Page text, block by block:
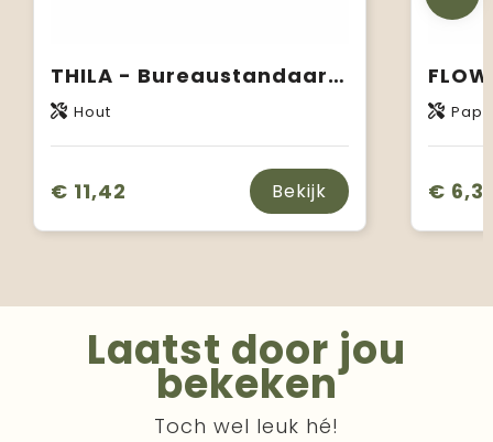
THILA - Bureaustandaard met zadenkit
Hout
€ 11,42 Bekijk €
Laatst door jou
bekeken
Toch wel leuk hé!